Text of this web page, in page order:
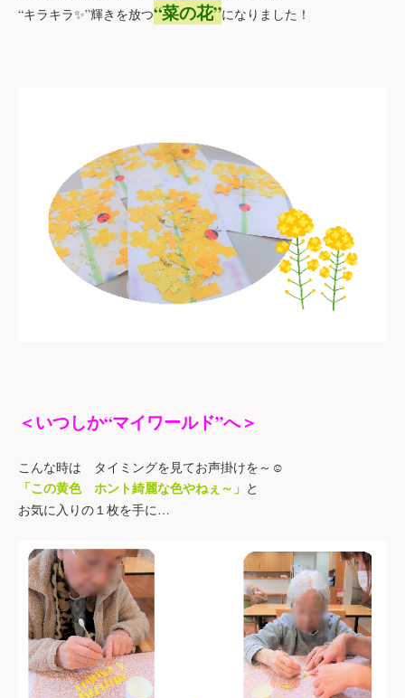
“キラキラ✨”輝きを放つ“菜の花”になりました！
＜いつしか“マイワールド”へ＞
こんな時は タイミングを見てお声掛けを～ ☺
「この黄色 ホント綺麗な色やねぇ～」 と
お気に入りの１枚を手に…